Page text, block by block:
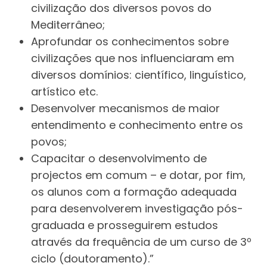
civilização dos diversos povos do
Mediterrâneo;
Aprofundar os conhecimentos sobre
civilizações que nos influenciaram em
diversos domínios: científico, linguístico,
artístico etc.
Desenvolver mecanismos de maior
entendimento e conhecimento entre os
povos;
Capacitar o desenvolvimento de
projectos em comum – e dotar, por fim,
os alunos com a formação adequada
para desenvolverem investigação pós-
graduada e prosseguirem estudos
através da frequência de um curso de 3º
ciclo (doutoramento).”